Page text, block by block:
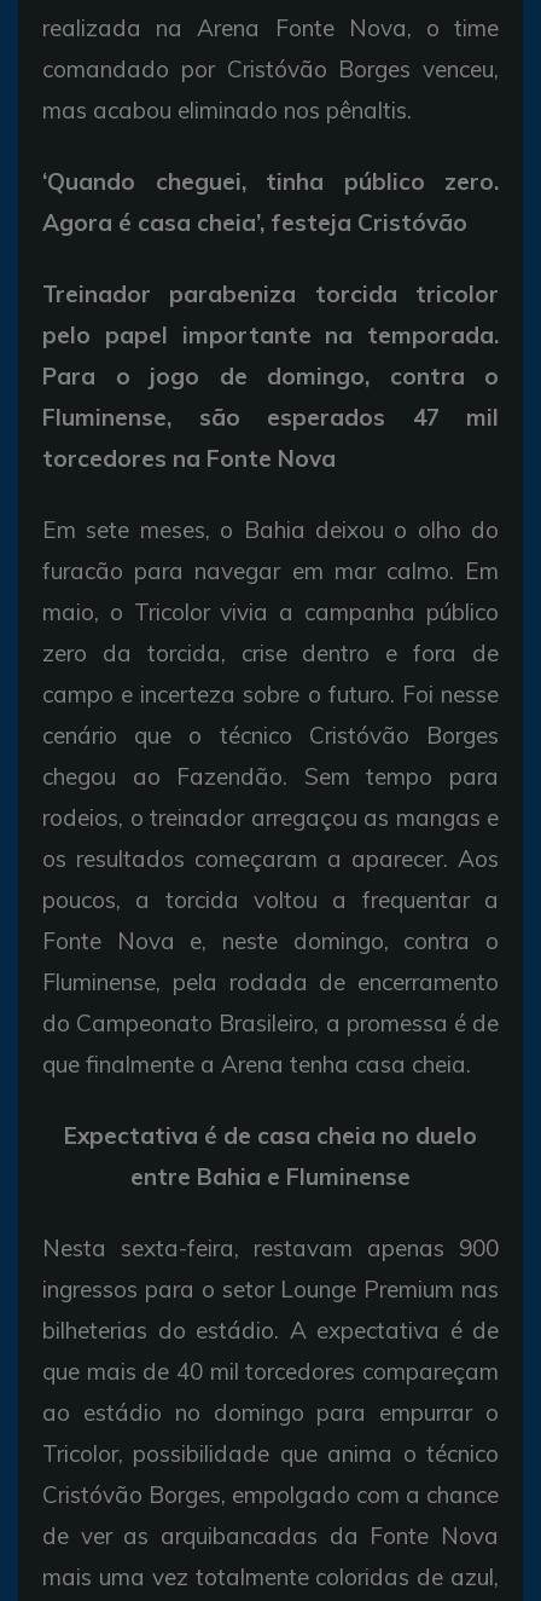
realizada na Arena Fonte Nova, o time
comandado por Cristóvão Borges venceu,
mas acabou eliminado nos pênaltis.
‘Quando cheguei, tinha público zero.
Agora é casa cheia’, festeja Cristóvão
Treinador parabeniza torcida tricolor
pelo papel importante na temporada.
Para o jogo de domingo, contra o
Fluminense, são esperados 47 mil
torcedores na Fonte Nova
Em sete meses, o Bahia deixou o olho do
furacão para navegar em mar calmo. Em
maio, o Tricolor vivia a campanha público
zero da torcida, crise dentro e fora de
campo e incerteza sobre o futuro. Foi nesse
cenário que o técnico Cristóvão Borges
chegou ao Fazendão. Sem tempo para
rodeios, o treinador arregaçou as mangas e
os resultados começaram a aparecer. Aos
poucos, a torcida voltou a frequentar a
Fonte Nova e, neste domingo, contra o
Fluminense, pela rodada de encerramento
do Campeonato Brasileiro, a promessa é de
que finalmente a Arena tenha casa cheia.
Expectativa é de casa cheia no duelo
entre Bahia e Fluminense
Nesta sexta-feira, restavam apenas 900
ingressos para o setor Lounge Premium nas
bilheterias do estádio. A expectativa é de
que mais de 40 mil torcedores compareçam
ao estádio no domingo para empurrar o
Tricolor, possibilidade que anima o técnico
Cristóvão Borges, empolgado com a chance
de ver as arquibancadas da Fonte Nova
mais uma vez totalmente coloridas de azul,